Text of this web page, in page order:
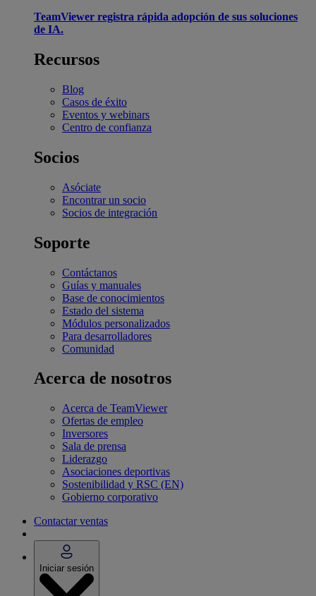
TeamViewer registra rápida adopción de sus soluciones
de IA.
Recursos
Blog
Casos de éxito
Eventos y webinars
Centro de confianza
Socios
Asóciate
Encontrar un socio
Socios de integración
Soporte
Contáctanos
Guías y manuales
Base de conocimientos
Estado del sistema
Módulos personalizados
Para desarrolladores
Comunidad
Acerca de nosotros
Acerca de TeamViewer
Ofertas de empleo
Inversores
Sala de prensa
Liderazgo
Asociaciones deportivas
Sostenibilidad y RSC (EN)
Gobierno corporativo
Contactar ventas
Iniciar sesión